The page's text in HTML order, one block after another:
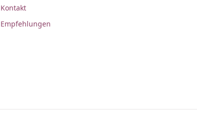
Kontakt
Empfehlungen